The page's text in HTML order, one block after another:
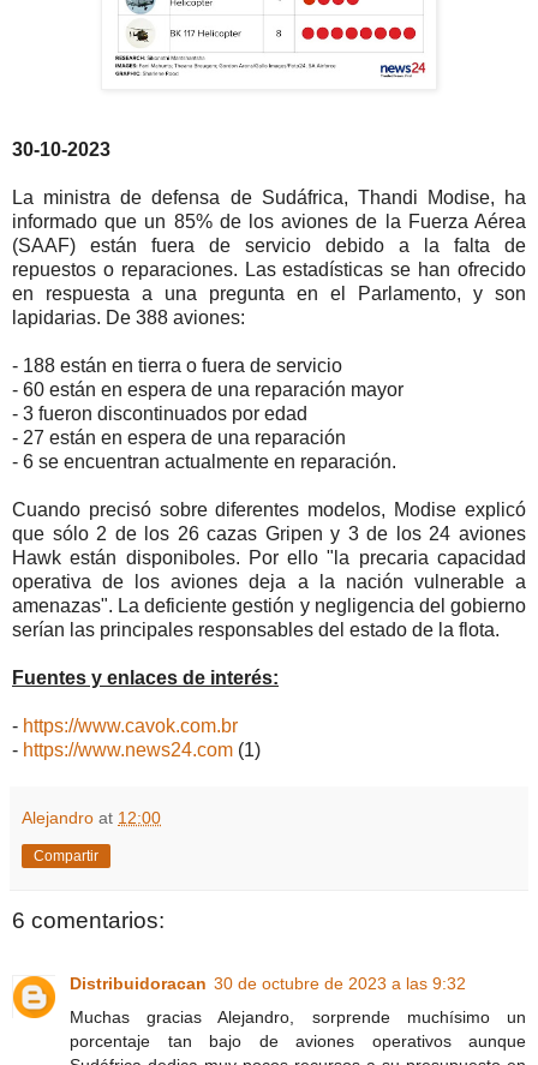
30-10-2023
La ministra de defensa de Sudáfrica, Thandi Modise, ha
informado que un 85% de los aviones de la Fuerza Aérea
(SAAF) están fuera de servicio debido a la falta de
repuestos o reparaciones. Las estadísticas se han ofrecido
en respuesta a una pregunta en el Parlamento, y son
lapidarias. De 388 aviones:
- 188 están en tierra o fuera de servicio
- 60 están en espera de una reparación mayor
- 3 fueron discontinuados por edad
- 27 están en espera de una reparación
- 6 se encuentran actualmente en reparación.
Cuando precisó sobre diferentes modelos, Modise explicó
que sólo 2 de los 26 cazas Gripen y 3 de los 24 aviones
Hawk están disponiboles. Por ello "la precaria capacidad
operativa de los aviones deja a la nación vulnerable a
amenazas". La deficiente gestión y negligencia del gobierno
serían las principales responsables del estado de la flota.
Fuentes y enlaces de interés:
- https://www.cavok.com.br
- https://www.news24.com (1)
Alejandro at 12:00
Compartir
6 comentarios:
Distribuidoracan 30 de octubre de 2023 a las 9:32
Muchas gracias Alejandro, sorprende muchísimo un
porcentaje tan bajo de aviones operativos aunque